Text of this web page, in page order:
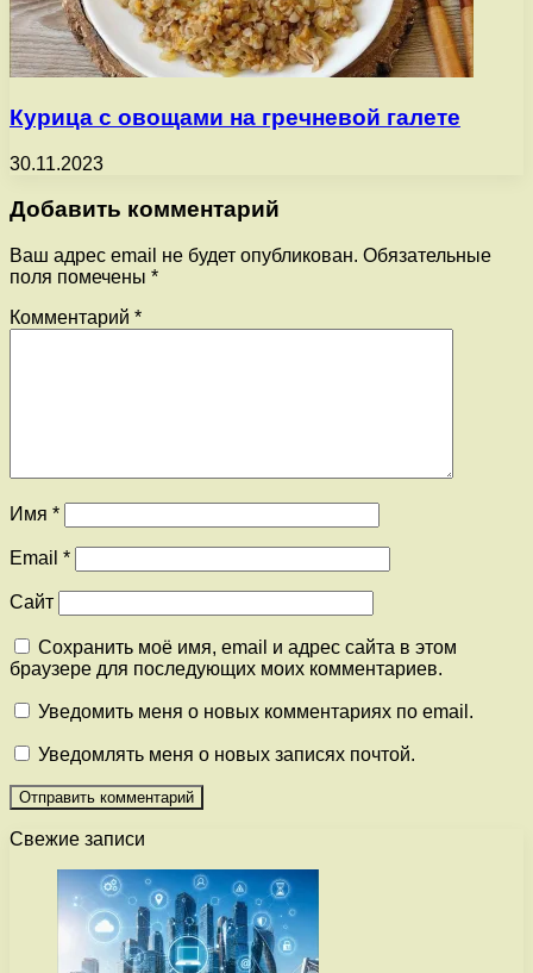
Курица с овощами на гречневой галете
30.11.2023
Добавить комментарий
Ваш адрес email не будет опубликован. Обязательные
поля помечены *
Комментарий *
Имя *
Email *
Сайт
Сохранить моё имя, email и адрес сайта в этом
браузере для последующих моих комментариев.
Уведомить меня о новых комментариях по email.
Уведомлять меня о новых записях почтой.
Свежие записи